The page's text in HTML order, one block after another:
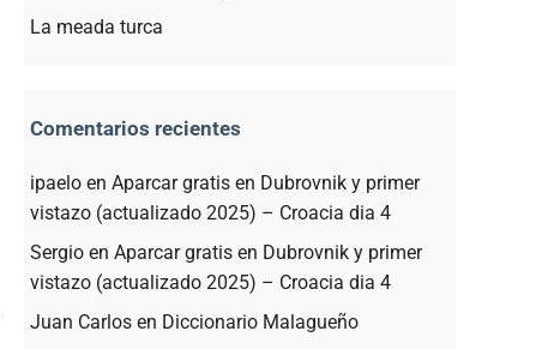
La meada turca
Comentarios recientes
ipaelo en Aparcar gratis en Dubrovnik y primer
vistazo (actualizado 2025) – Croacia dia 4
Sergio en Aparcar gratis en Dubrovnik y primer
vistazo (actualizado 2025) – Croacia dia 4
Juan Carlos en Diccionario Malagueño